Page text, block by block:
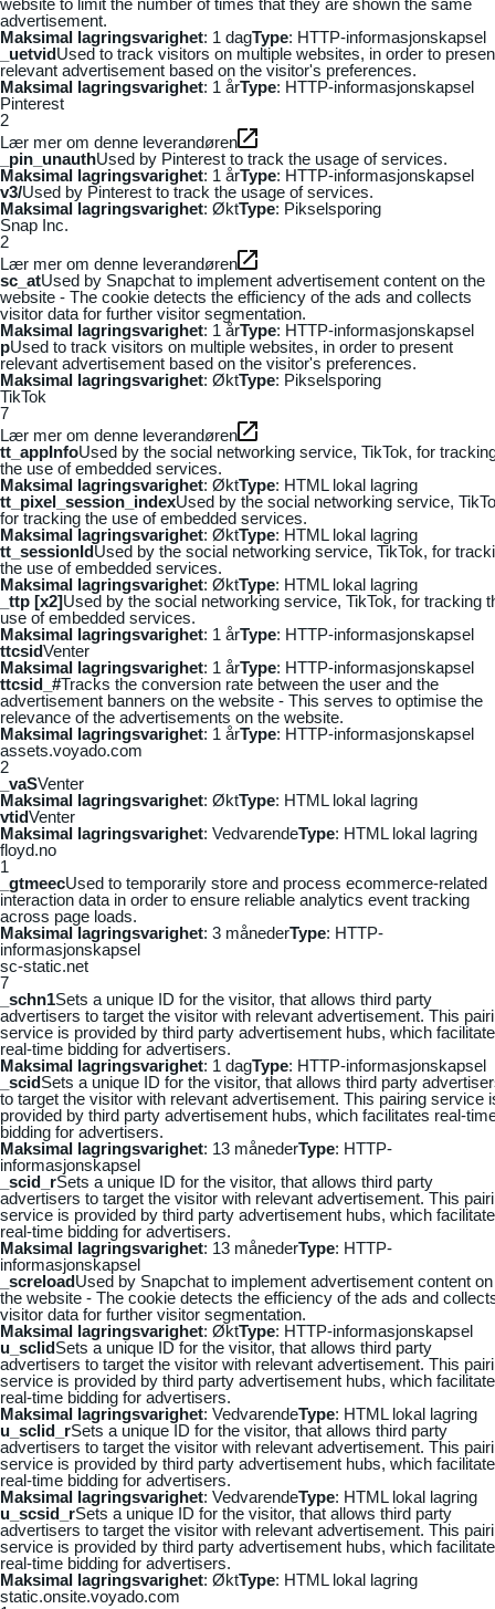
advertisement.
Maksimal lagringsvarighet: 1 dagType: HTTP-informasjonskapsel
_uetvidUsed to track visitors on multiple websites, in order to
relevant advertisement based on the visitor's preferences.
Maksimal lagringsvarighet: 1 årType: HTTP-informasjonskapsel
Pinterest
2
Lær mer om denne leverandøren
_pin_unauthUsed by Pinterest to track the usage of services.
Maksimal lagringsvarighet: 1 årType: HTTP-informasjonskapsel
v3/Used by Pinterest to track the usage of services.
Maksimal lagringsvarighet: ØktType: Pikselsporing
Snap Inc.
2
Lær mer om denne leverandøren
sc_atUsed by Snapchat to implement advertisement content on the
website - The cookie detects the efficiency of the ads and collects
visitor data for further visitor segmentation.
Maksimal lagringsvarighet: 1 årType: HTTP-informasjonskapsel
pUsed to track visitors on multiple websites, in order to present
relevant advertisement based on the visitor's preferences.
Maksimal lagringsvarighet: ØktType: Pikselsporing
TikTok
7
Lær mer om denne leverandøren
tt_appInfoUsed by the social networking service, TikTok, for
the use of embedded services.
Maksimal lagringsvarighet: ØktType: HTML lokal lagring
tt_pixel_session_indexUsed by the social networking service,
for tracking the use of embedded services.
Maksimal lagringsvarighet: ØktType: HTML lokal lagring
tt_sessionIdUsed by the social networking service, TikTok, for
the use of embedded services.
Maksimal lagringsvarighet: ØktType: HTML lokal lagring
_ttp [x2]Used by the social networking service, TikTok, for tracking
use of embedded services.
Maksimal lagringsvarighet: 1 årType: HTTP-informasjonskapsel
ttcsidVenter
Maksimal lagringsvarighet: 1 årType: HTTP-informasjonskapsel
ttcsid_#Tracks the conversion rate between the user and the
advertisement banners on the website - This serves to optimise the
relevance of the advertisements on the website.
Maksimal lagringsvarighet: 1 årType: HTTP-informasjonskapsel
assets.voyado.com
2
_vaSVenter
Maksimal lagringsvarighet: ØktType: HTML lokal lagring
vtidVenter
Maksimal lagringsvarighet: VedvarendeType: HTML lokal lagring
floyd.no
1
_gtmeecUsed to temporarily store and process ecommerce-related
interaction data in order to ensure reliable analytics event tracking
across page loads.
Maksimal lagringsvarighet: 3 månederType: HTTP-
informasjonskapsel
sc-static.net
7
_schn1Sets a unique ID for the visitor, that allows third party
advertisers to target the visitor with relevant advertisement. This
service is provided by third party advertisement hubs, which
real-time bidding for advertisers.
Maksimal lagringsvarighet: 1 dagType: HTTP-informasjonskapsel
_scidSets a unique ID for the visitor, that allows third party
to target the visitor with relevant advertisement. This pairing service
provided by third party advertisement hubs, which facilitates real-
bidding for advertisers.
Maksimal lagringsvarighet: 13 månederType: HTTP-
informasjonskapsel
_scid_rSets a unique ID for the visitor, that allows third party
advertisers to target the visitor with relevant advertisement. This
service is provided by third party advertisement hubs, which
real-time bidding for advertisers.
Maksimal lagringsvarighet: 13 månederType: HTTP-
informasjonskapsel
_screloadUsed by Snapchat to implement advertisement content on
the website - The cookie detects the efficiency of the ads and
visitor data for further visitor segmentation.
Maksimal lagringsvarighet: ØktType: HTTP-informasjonskapsel
u_sclidSets a unique ID for the visitor, that allows third party
advertisers to target the visitor with relevant advertisement. This
service is provided by third party advertisement hubs, which
real-time bidding for advertisers.
Maksimal lagringsvarighet: VedvarendeType: HTML lokal lagring
u_sclid_rSets a unique ID for the visitor, that allows third party
advertisers to target the visitor with relevant advertisement. This
service is provided by third party advertisement hubs, which
real-time bidding for advertisers.
Maksimal lagringsvarighet: VedvarendeType: HTML lokal lagring
u_scsid_rSets a unique ID for the visitor, that allows third party
advertisers to target the visitor with relevant advertisement. This
service is provided by third party advertisement hubs, which
real-time bidding for advertisers.
Maksimal lagringsvarighet: ØktType: HTML lokal lagring
static.onsite.voyado.com